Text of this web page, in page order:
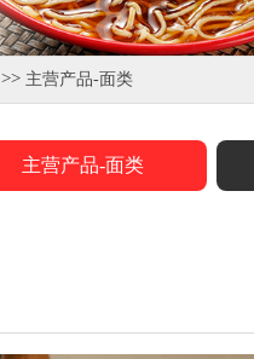
>> 主营产品-面类
主营产品-面类